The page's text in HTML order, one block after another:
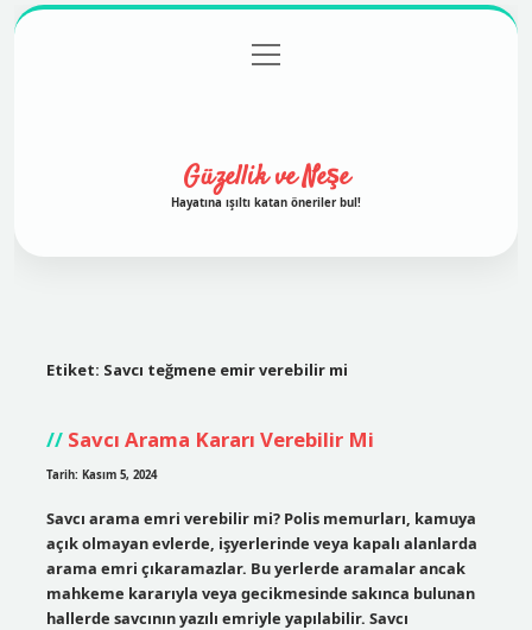
Gizlilik Politikası
menüyü
aç
Güzellik ve Neşe
Hayatına ışıltı katan öneriler bul!
Etiket: Savcı teğmene emir verebilir mi
Savcı Arama Kararı Verebilir Mi
Tarih: Kasım 5, 2024
Savcı arama emri verebilir mi? Polis memurları, kamuya
açık olmayan evlerde, işyerlerinde veya kapalı alanlarda
arama emri çıkaramazlar. Bu yerlerde aramalar ancak
mahkeme kararıyla veya gecikmesinde sakınca bulunan
hallerde savcının yazılı emriyle yapılabilir. Savcı